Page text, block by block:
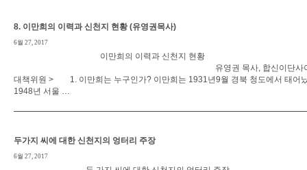
8. 이만희의 이력과 신천지 현황 (유영권목사)
6월 27, 2017
이만희의 이력과 신천지 현황
유영권 목사, 합신이단사이
대책위원 > 1. 이만희는 누구인가? 이만희는 1931년9월 경북 청도에서 태어
1948년 서울 …
두가지 씨에 대한 신천지의 엉터리 주장
6월 27, 2017